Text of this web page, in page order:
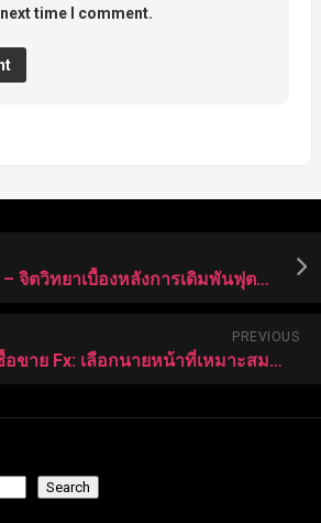
time I comment.
การวิเคราะห์เชิงลึก – จิตวิทยาเบื้องหลังการเดิมพันฟุตบอลที่ประสบความสำเร็จ
PREVIOUS
แพลตฟอร์มการซื้อขาย Fx: เลือกนายหน้าที่เหมาะสมสำหรับตัวคุณเอง
Search